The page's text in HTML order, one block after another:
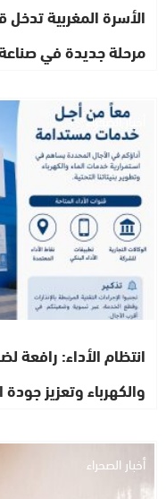
الأسرة المغربية
مرحلة جديدة في
أخبار الصحراء
انتظام الأداء: رافعة
والكهرباء وتعزيز
أخبار الصحراء